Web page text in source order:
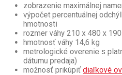
zobrazenie maximálnej
výpočet percentuálnej
hmotnosti
rozmer váhy 210 x 480 x
hmotnosť váhy 14,6 kg
metrologické overenie s
dátumu predaja)
možnosť prikúpiť diaľkové